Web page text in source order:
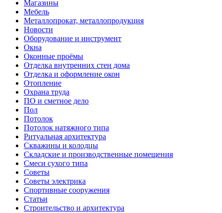
Магазины
Мебель
Металлопрокат, металлопродукция
Новости
Оборудование и инструмент
Окна
Оконные проёмы
Отделка внутренних стен дома
Отделка и оформление окон
Отопление
Охрана труда
ПО и сметное дело
Пол
Потолок
Потолок натяжного типа
Ритуальная архитектура
Скважины и колодцы
Складские и производственные помещения
Смеси сухого типа
Советы
Советы электрика
Спортивные сооружения
Статьи
Строительство и архитектура